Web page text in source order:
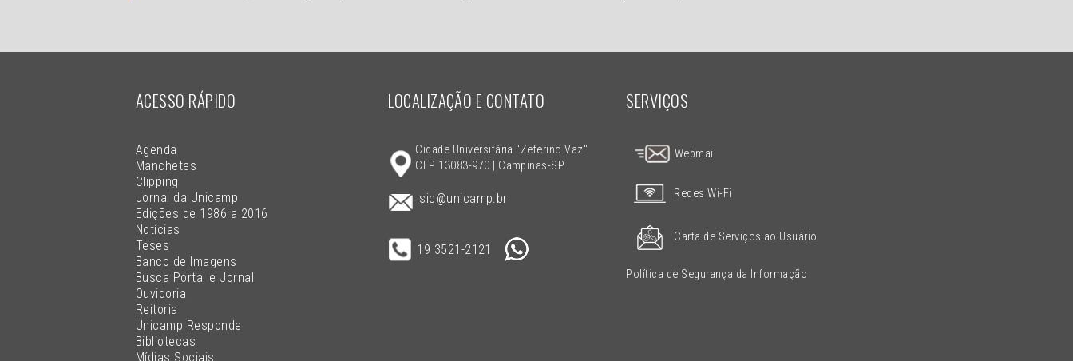
ACESSO RÁPIDO
Agenda
Manchetes
Clipping
Jornal da Unicamp
Edições de 1986 a 2016
Notícias
Teses
Banco de Imagens
Busca Portal e Jornal
Ouvidoria
Reitoria
Unicamp Responde
Bibliotecas
Mídias Sociais
LOCALIZAÇÃO E CONTATO
Cidade Universitária "Zeferino Vaz"
CEP 13083-970 | Campinas-SP
sic@unicamp.br
19 3521-2121
SERVIÇOS
Webmail
Redes Wi-Fi
Carta de Serviços ao Usuário
Política de Segurança da Informação